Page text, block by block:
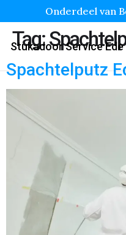
Onderdeel van
Stukadoor Service Ede
Tag:
Spachtelputz